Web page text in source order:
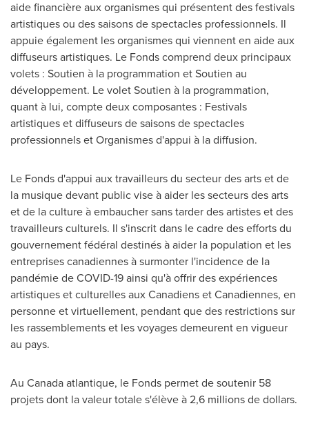
aide financière aux organismes qui présentent des festivals
artistiques ou des saisons de spectacles professionnels. Il
appuie également les organismes qui viennent en aide aux
diffuseurs artistiques. Le Fonds comprend deux principaux
volets : Soutien à la programmation et Soutien au
développement. Le volet Soutien à la programmation,
quant à lui, compte deux composantes : Festivals
artistiques et diffuseurs de saisons de spectacles
professionnels et Organismes d'appui à la diffusion.
Le Fonds d'appui aux travailleurs du secteur des arts et de
la musique devant public vise à aider les secteurs des arts
et de la culture à embaucher sans tarder des artistes et des
travailleurs culturels. Il s'inscrit dans le cadre des efforts du
gouvernement fédéral destinés à aider la population et les
entreprises canadiennes à surmonter l'incidence de la
pandémie de COVID-19 ainsi qu'à offrir des expériences
artistiques et culturelles aux Canadiens et Canadiennes, en
personne et virtuellement, pendant que des restrictions sur
les rassemblements et les voyages demeurent en vigueur
au pays.
Au Canadaatlantique, le Fonds permet de soutenir 58
projets dont la valeur totale s'élève à 2,6 millions de dollars.